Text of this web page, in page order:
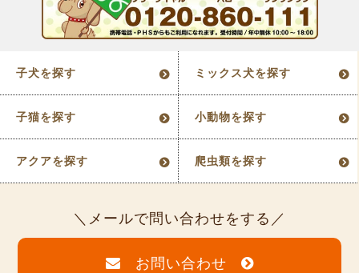
子犬を探す ミックス犬を探す
子猫を探す 小動物を探す
アクアを探す 爬虫類を探す
メールで問い合わせをする
お問い合わせ